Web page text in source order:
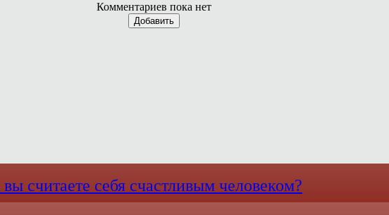
Комментариев пока нет
Добавить
считаете себя счастливым человеком?